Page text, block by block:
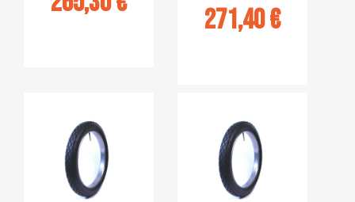
271,40 €